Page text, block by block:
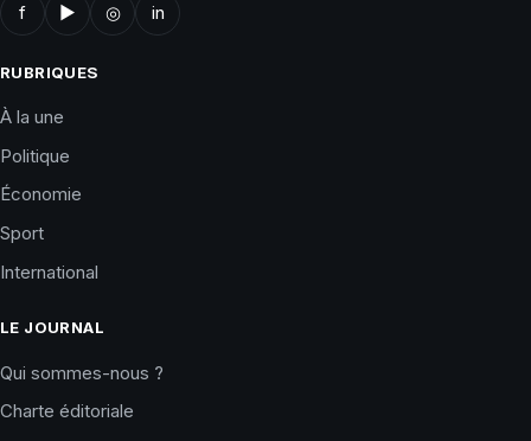
f ▶ ◎ in
RUBRIQUES
À la une
Politique
Économie
Sport
International
LE JOURNAL
Qui sommes-nous ?
Charte éditoriale